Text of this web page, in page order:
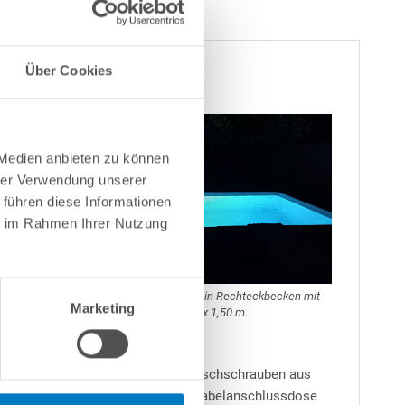
Über Cookies
anbieten zu können
Verwendung unserer
diese Informationen
Rahmen Ihrer Nutzung
Marketing
| Blende weiß"
Hierbei handelt es sich um ein Rechteckbecken mit
den Maßen 5,00 m x 3,00 m x 1,50 m.
mit Flansch, Dichtungen, Flanschschrauben aus
auf 12 V reduziert sowie eine Kabelanschlussdose